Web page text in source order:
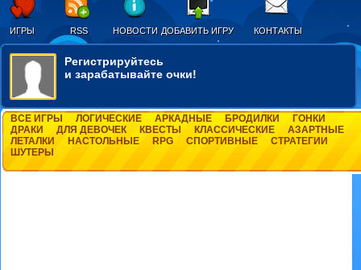
ИГРЫ RSS НОВОСТИ ДОБАВИТЬ ИГРУ КОНТАКТЫ
Регистрируйтесь
и зарабатывайте очки!
ВСЕ ИГРЫ ЛОГИЧЕСКИЕ АРКАДНЫЕ БРОДИЛКИ
ГОНКИ
ДРАКИ
ДЛЯ ДЕВОЧЕК КВЕСТЫ КЛАССИЧЕСКИЕ
АЗАРТНЫЕ
ЛЕТАЛКИ
НАСТОЛЬНЫЕ RPG СПОРТИВНЫЕ
СТРАТЕГИИ
ШУТЕРЫ